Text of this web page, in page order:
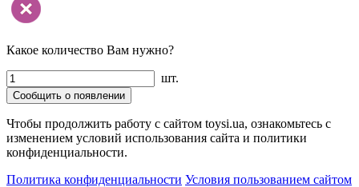
Какое количество Вам нужно?
шт.
Сообщить о появлении
Чтобы продолжить работу с сайтом toysi.ua, ознакомьтесь с
изменением условий использования сайта и политики
конфиденциальности.
Политика конфиденциальности Условия пользованием сайтом